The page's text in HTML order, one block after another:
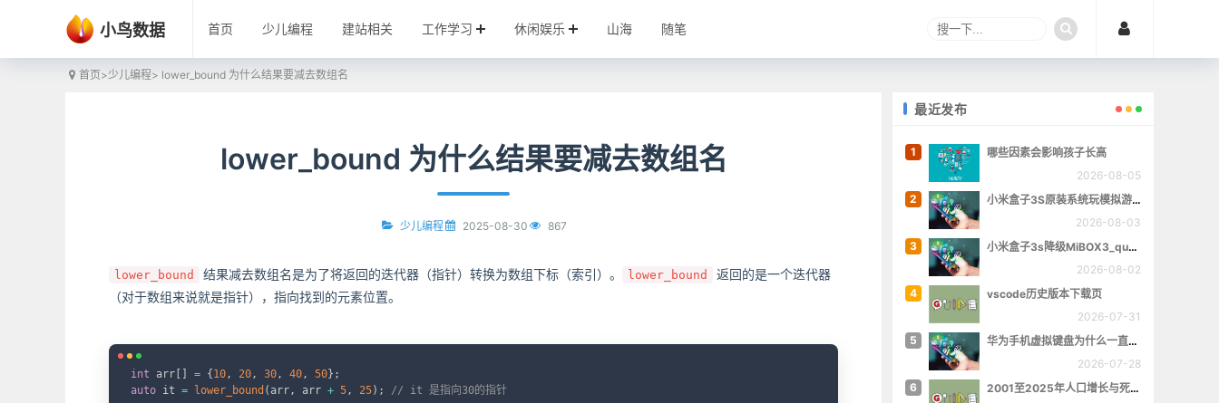
小鸟数据 首页 少儿编程 建站相关 工作学习 休闲娱乐 山海 随笔
首页>少儿编程> lower_bound 为什么结果要减去数组名
lower_bound 为什么结果要减去数组名
少儿编程 2025-08-30 867
lower_bound 结果减去数组名是为了将返回的迭代器（指针）转换为数组下标（索引）。 lower_bound
返回的是一个迭代器
（对于数组来说就是指针），指向找到的元素位置。
int arr = { 10, 20, 30, 40, 50} ;
auto it = lower_bound ( arr, arr + 5, 25) ; // it 是指向30的指针
最近发布
1
哪些因素会影响孩子长高
2026-08-05
2
小米盒子3S原装系统玩模拟游戏
2026-08-03
3
小米盒子3s降级MiBOX3_queenchristina_r145
2026-08-02
4
vscode历史版本下载页
2026-07-31
5
华为手机虚拟键盘为什么一直跳出来
2026-07-28
6
2001至2025年人口增长与死亡数量概览